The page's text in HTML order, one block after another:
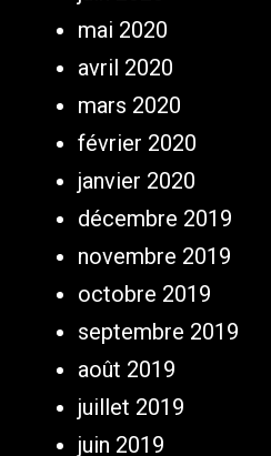
mai 2020
avril 2020
mars 2020
février 2020
janvier 2020
décembre 2019
novembre 2019
octobre 2019
septembre 2019
août 2019
juillet 2019
juin 2019